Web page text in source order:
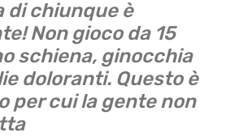
di chiunque è
Non gioco da 15
schiena, ginocchia
doloranti. Questo è
per cui la gente non